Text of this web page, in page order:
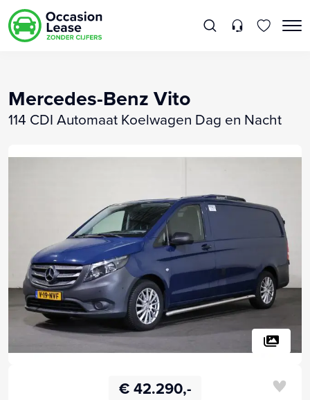
Mercedes-Benz Vito
114 CDI Automaat Koelwagen Dag en Nacht
€ 42.290,-